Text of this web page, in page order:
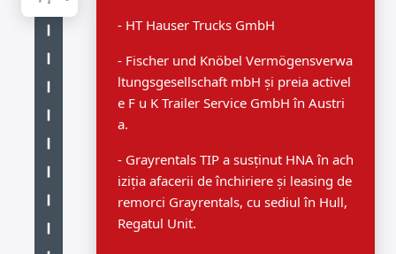
- HT Hauser Trucks GmbH
- Fischer und Knöbel Vermögensverwa
ltungsgesellschaft mbH și preia activel
e F u K Trailer Service GmbH în Austri
a.
- Grayrentals TIP a susținut HNA în ach
iziția afacerii de închiriere și leasing de
remorci Grayrentals, cu sediul în Hull,
Regatul Unit.